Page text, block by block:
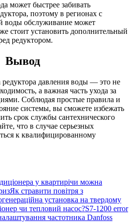
может быстрее забивать
поэтому в регионах с
воды обслуживание может
стоит установить дополнительный
редуктором.
Вывод
редуктора давления воды — это не
а важная часть ухода за
Соблюдая простые правила и
системы, вы сможете избежать
срок службы сантехнического
что в случае серьезных
к квалифицированному
у квартирічи можна
Як стравити повітря з
установка на твердому
чи тепловий насос?S7-1200 error
частотника Danfoss